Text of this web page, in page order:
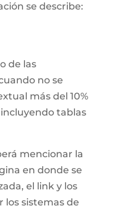
se describe:
de las
no se
más del 10%
tablas
mencionar la
en donde se
el link y los
los sistemas de